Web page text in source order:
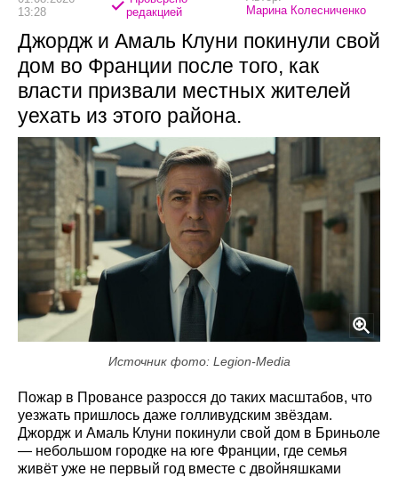
13:28
редакцией
Марина Колесниченко
Джордж и Амаль Клуни покинули свой
дом во Франции после того, как
власти призвали местных жителей
уехать из этого района.
Источник фото: Legion-Media
Пожар в Провансе разросся до таких масштабов, что
уезжать пришлось даже голливудским звёздам.
Джордж и Амаль Клуни покинули свой дом в Бриньоле
— небольшом городке на юге Франции, где семья
живёт уже не первый год вместе с двойняшками